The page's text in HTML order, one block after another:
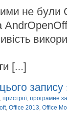
не були
[...]
запису
, пристрої, програмне
, Office 2013, Office